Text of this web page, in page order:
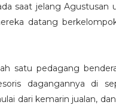
saat jelang Agustusan
datang
satu pedagang
dagangannya di
dari kemarin jualan,